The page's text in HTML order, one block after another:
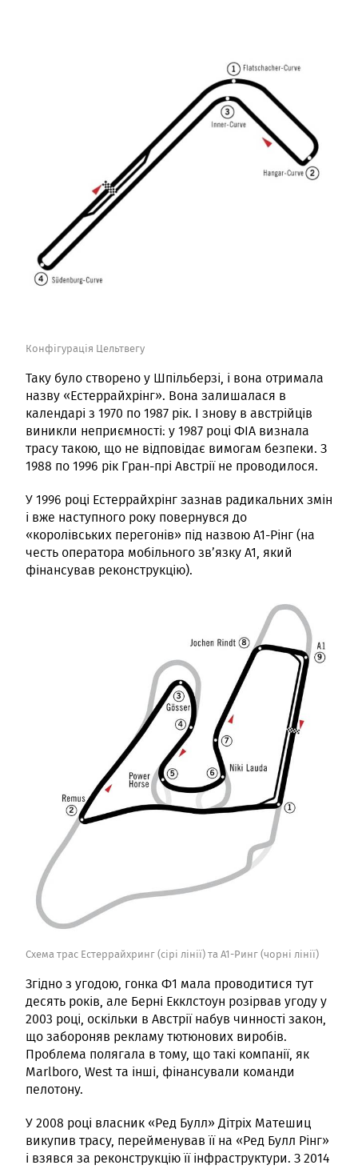
Конфігурація Цельтвегу
Таку було створено у Шпільберзі, і вона отримала
назву «Естеррайхрінг». Вона залишалася в
календарі з 1970 по 1987 рік. І знову в австрійців
виникли неприємності: у 1987 році ФІА визнала
трасу такою, що не відповідає вимогам безпеки. З
1988 по 1996 рік Гран-прі Австрії не проводилося.
У 1996 році Естеррайхрінг зазнав радикальних змін
і вже наступного року повернувся до
«королівських перегонів» під назвою А1-Рінг (на
честь оператора мобільного зв’язку А1, який
фінансував реконструкцію).
Схема трас Естеррайхринг (сірі лінії) та А1-Ринг (чорні лінії)
Згідно з угодою, гонка Ф1 мала проводитися тут
десять років, але Берні Екклстоун розірвав угоду у
2003 році, оскільки в Австрії набув чинності закон,
що забороняв рекламу тютюнових виробів.
Проблема полягала в тому, що такі компанії, як
Marlboro, West та інші, фінансували команди
пелотону.
У 2008 році власник «Ред Булл» Дітріх Матешиц
викупив трасу, перейменував її на «Ред Булл Рінг»
і взявся за реконструкцію її інфраструктури. З 2014